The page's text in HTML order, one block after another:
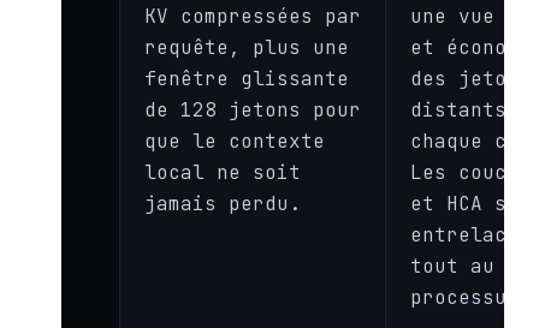
KV compressées par
requête, plus une
fenêtre glissante
de 128 jetons pour
que le contexte
local ne soit
jamais perdu.
une vue
et
des jetons
distants à
chaque
Les
et HCA
tout au
processus.